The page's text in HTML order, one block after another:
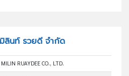
ลินท์ รวยดี จำกัด
MILIN RUAYDEE CO., LTD.